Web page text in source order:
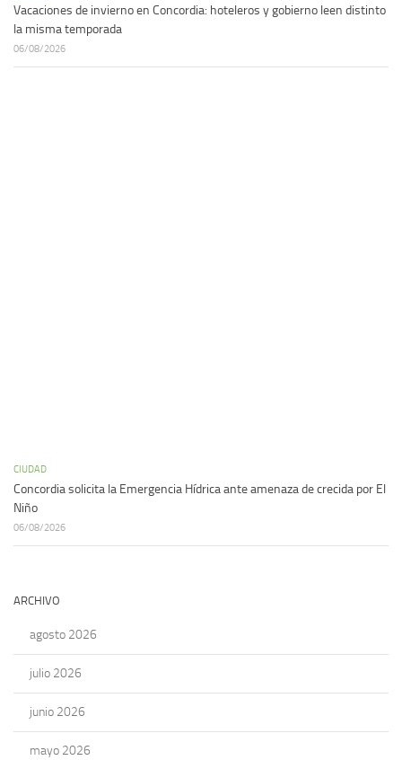
Vacaciones de invierno en Concordia: hoteleros y gobierno leen distinto
la misma temporada
06/08/2026
CIUDAD
Concordia solicita la Emergencia Hídrica ante amenaza de crecida por El
Niño
06/08/2026
ARCHIVO
agosto 2026
julio 2026
junio 2026
mayo 2026